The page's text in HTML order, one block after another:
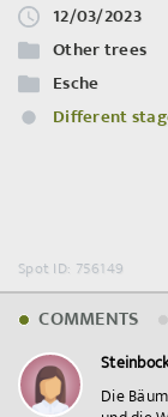
12/03/2023
Other trees
Esche
Different
Spot ID: 756149
COMMENTS
Die